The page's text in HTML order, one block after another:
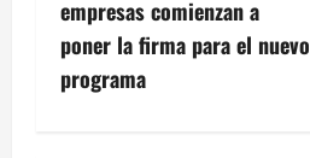
a
c
empresas comienzan a
poner la firma para el nuevo
programa